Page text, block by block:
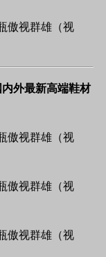
外最新高端鞋材